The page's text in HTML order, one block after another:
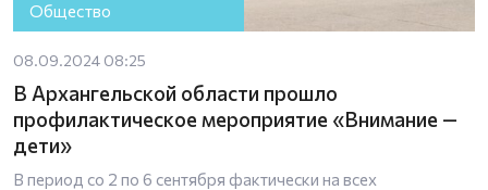
Общество
08.09.2024 08:25
В Архангельской области прошло
профилактическое мероприятие «Внимание —
дети»
В период со 2 по 6 сентября фактически на всех